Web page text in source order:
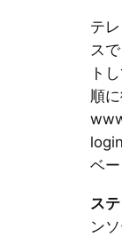
テ
ス
ト
順
ベー
ス
ン